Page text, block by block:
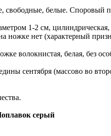
свободные, белые. Споровый
1-2 см, цилиндрическая,
ножке нет (характерный
волокнистая, белая, без
сентября (массово во
серый